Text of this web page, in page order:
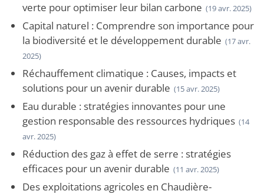
verte pour optimiser leur bilan carbone (19 avr. 2025)
Capital naturel : Comprendre son importance pour
la biodiversité et le développement durable (17 avr.
2025)
Réchauffement climatique : Causes, impacts et
solutions pour un avenir durable (15 avr. 2025)
Eau durable : stratégies innovantes pour une
gestion responsable des ressources hydriques (14
avr. 2025)
Réduction des gaz à effet de serre : stratégies
efficaces pour un avenir durable (11 avr. 2025)
Des exploitations agricoles en Chaudière-